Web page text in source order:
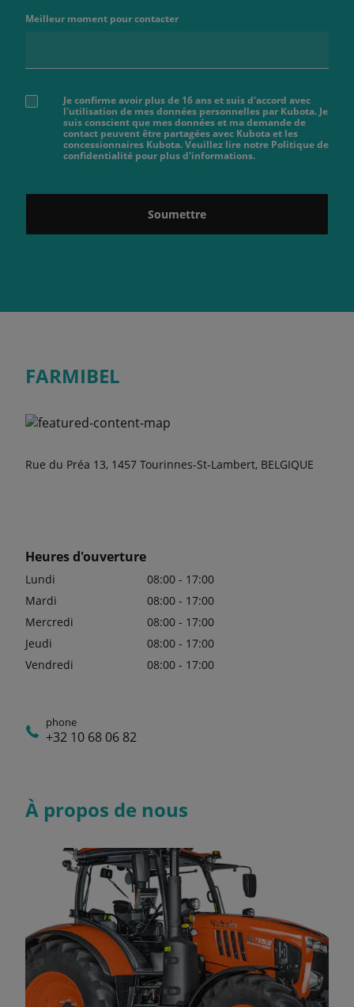
Meilleur moment pour contacter
Je confirme avoir plus de 16 ans et suis d'accord avec
l'utilisation de mes données personnelles par Kubota. Je
suis conscient que mes données et ma demande de
contact peuvent être partagées avec Kubota et les
concessionnaires Kubota. Veuillez lire notre Politique de
confidentialité pour plus d'informations.
Soumettre
FARMIBEL
Rue du Préa 13, 1457 Tourinnes-St-Lambert, BELGIQUE
Heures d'ouverture
Lundi
08:00 - 17:00
Mardi
08:00 - 17:00
Mercredi
08:00 - 17:00
Jeudi
08:00 - 17:00
Vendredi
08:00 - 17:00
phone
+32 10 68 06 82
À propos de nous